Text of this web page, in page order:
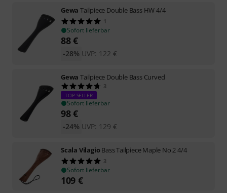
Gewa Tailpiece Double Bass HW 4/4
1
Sofort lieferbar
88€
UVP: 122 €
-28%
Gewa Tailpiece Double Bass Curved
3
TOP-SELLER
Sofort lieferbar
98€
UVP: 129 €
-24%
Scala VilagioBass Tailpiece Maple No.2 4/4
3
Sofort lieferbar
109 €